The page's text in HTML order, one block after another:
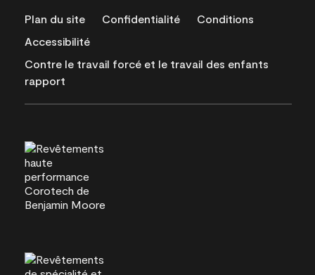
Plan du site Confidentialité
Conditions
Accessibilité
Contre le travail forcé et le travail des enfants
rapport